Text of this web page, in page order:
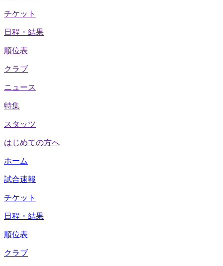
チケット
日程・結果
順位表
クラブ
ニュース
特集
スタッツ
はじめての方へ
ホーム
試合速報
チケット
日程・結果
順位表
クラブ